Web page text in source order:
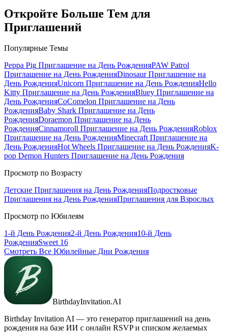
Откройте Больше Тем для
Приглашений
Популярные Темы
Peppa Pig Приглашение на День РожденияPAW Patrol
Приглашение на День РожденияDinosaur Приглашение на
День РожденияUnicorn Приглашение на День РожденияHello
Kitty Приглашение на День РожденияBluey Приглашение на
День РожденияCoComelon Приглашение на День
РожденияBaby Shark Приглашение на День
РожденияDoraemon Приглашение на День
РожденияCinnamoroll Приглашение на День РожденияRoblox
Приглашение на День РожденияMinecraft Приглашение на
День РожденияHot Wheels Приглашение на День РожденияK-
pop Demon Hunters Приглашение на День Рождения
Просмотр по Возрасту
Детские Приглашения на День РожденияПодростковые
Приглашения на День РожденияПриглашения для Взрослых
Просмотр по Юбилеям
1-й День Рождения2-й День Рождения10-й День
РожденияSweet 16
Смотреть Все Юбилейные Дни Рождения
BirthdayInvitation.AI
Birthday Invitation AI — это генератор приглашений на день
рождения на базе ИИ с онлайн RSVP и списком желаемых